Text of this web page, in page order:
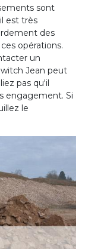
sont
est très
des
opérations.
un
Jean peut
pas qu'il
engagement. Si
le